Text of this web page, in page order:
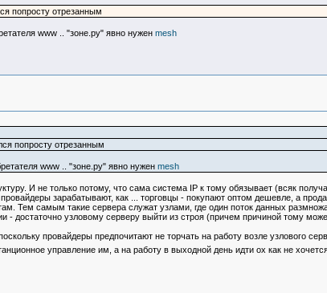
попросту отрезанным
www .. "зоне.ру" явно нужен mesh
попросту отрезанным
www .. "зоне.ру" явно нужен mesh
И не только потому, что сама система IP к тому обязывает (всяк
зарабатывают, как ... торговцы - покупают оптом дешевле, а
Тем самым такие сервера служат узлами, где один поток данных
- достаточно узловому серверу выйти из строя (причем причиной тому
провайдеры предпочитают не торчать на работу возле узлового
управление им, а на работу в выходной день идти ох как не